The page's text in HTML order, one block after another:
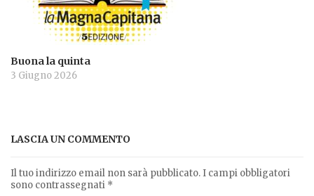
Buona la quinta
3 Giugno 2026
LASCIA UN COMMENTO
Il tuo indirizzo email non sarà pubblicato. I campi obbligatori
sono contrassegnati *